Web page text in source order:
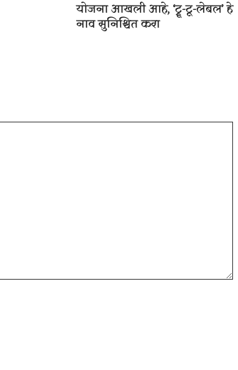
योजना आखली आहे, ‘ट्रू-टू-लेबल’ हे
नाव सुनिश्चित करा